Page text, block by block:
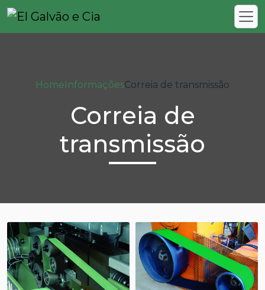
HomeInformaçõesCorreia de transmissão
Correia de
transmissão